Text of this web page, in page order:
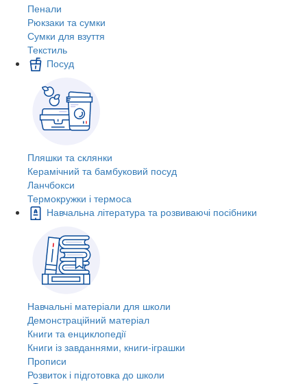
Пенали
Рюкзаки та сумки
Сумки для взуття
Текстиль
Посуд
Пляшки та склянки
Керамічний та бамбуковий посуд
Ланчбокси
Термокружки і термоса
Навчальна література та розвиваючі посібники
Навчальні матеріали для школи
Демонстраційний матеріал
Книги та енциклопедії
Книги із завданнями, книги-іграшки
Прописи
Розвиток і підготовка до школи